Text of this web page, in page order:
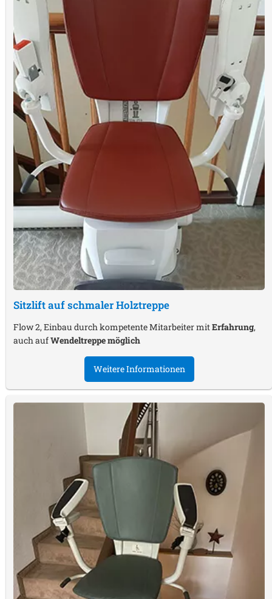
Sitzlift auf schmaler Holztreppe
Flow 2, Einbau durch kompetente Mitarbeiter mitErfahrung,
auch aufWendeltreppe möglich
Weitere Informationen